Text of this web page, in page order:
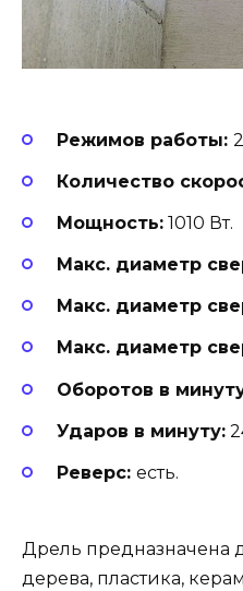
Режимов работы:
Количество
Мощность: 1010 Вт.
Макс. диаметр
Макс. диаметр
Макс. диаметр
Оборотов в
Ударов в минуту:
Реверс: есть.
Дрель предназначена
дерева, пластика,